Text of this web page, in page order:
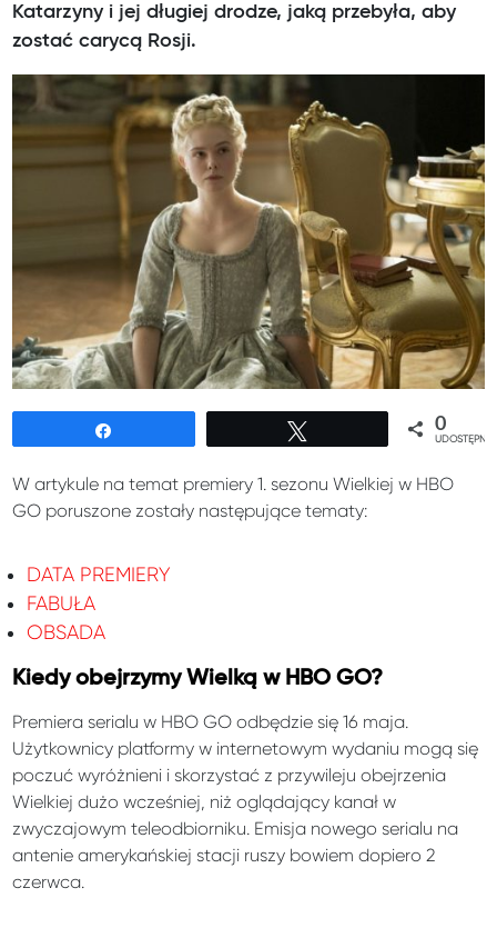
Katarzyny i jej długiej drodze, jaką przebyła, aby
zostać carycą Rosji.
0
W artykule na temat premiery 1. sezonu Wielkiej w HBO
GO poruszone zostały następujące tematy:
DATA PREMIERY
FABUŁA
OBSADA
Kiedy obejrzymy Wielką w HBO GO?
Premiera serialu w HBO GO odbędzie się 16 maja.
Użytkownicy platformy w internetowym wydaniu mogą się
poczuć wyróżnieni i skorzystać z przywileju obejrzenia
Wielkiej dużo wcześniej, niż oglądający kanał w
zwyczajowym teleodbiorniku. Emisja nowego serialu na
antenie amerykańskiej stacji ruszy bowiem dopiero 2
czerwca.